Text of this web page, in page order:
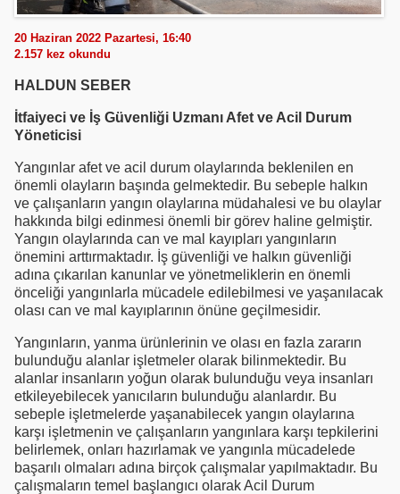
20 Haziran 2022 Pazartesi, 16:40
2.157 kez okundu
HALDUN SEBER
İtfaiyeci ve İş Güvenliği Uzmanı Afet ve Acil Durum
Yöneticisi
Yangınlar afet ve acil durum olaylarında beklenilen en
önemli olayların başında gelmektedir. Bu sebeple halkın
ve çalışanların yangın olaylarına müdahalesi ve bu olaylar
hakkında bilgi edinmesi önemli bir görev haline gelmiştir.
Yangın olaylarında can ve mal kayıpları yangınların
önemini arttırmaktadır. İş güvenliği ve halkın güvenliği
adına çıkarılan kanunlar ve yönetmeliklerin en önemli
önceliği yangınlarla mücadele edilebilmesi ve yaşanılacak
olası can ve mal kayıplarının önüne geçilmesidir.
Yangınların, yanma ürünlerinin ve olası en fazla zararın
bulunduğu alanlar işletmeler olarak bilinmektedir. Bu
alanlar insanların yoğun olarak bulunduğu veya insanları
etkileyebilecek yanıcıların bulunduğu alanlardır. Bu
sebeple işletmelerde yaşanabilecek yangın olaylarına
karşı işletmenin ve çalışanların yangınlara karşı tepkilerini
belirlemek, onları hazırlamak ve yangınla mücadelede
başarılı olmaları adına birçok çalışmalar yapılmaktadır. Bu
çalışmaların temel başlangıcı olarak Acil Durum